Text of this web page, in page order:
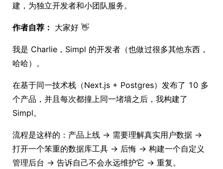
建，为独立开发者和小团队服务。
作者自荐： 大家好 👋
我是 Charlie，Simpl 的开发者（也做过很多其他东西，
哈哈）。
在基于同一技术栈（Next.js + Postgres）发布了 10 多
个产品，并且每次都撞上同一堵墙之后，我构建了
Simpl。
流程是这样的：产品上线 → 需要理解真实用户数据 →
打开一个笨重的数据库工具 → 后悔 → 构建一个自定义
管理后台 → 告诉自己不会永远维护它 → 重复。